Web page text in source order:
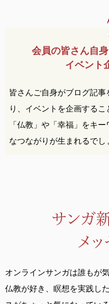
会員の皆さん自
イベント
皆さんご自身がブログ記
り、イベントを企画するこ
「仏教」や「幸福」をキ
なつながりが生まれるでし
オンラインサンガは誰もが
仏教が好き、瞑想を実践し